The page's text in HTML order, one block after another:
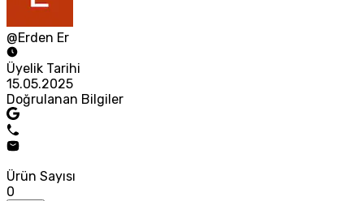
@Erden Er
Üyelik Tarihi
15.05.2025
Doğrulanan Bilgiler
Ürün Sayısı
0